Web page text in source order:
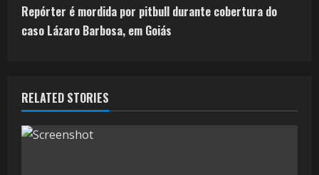
Repórter é mordida por pitbull durante cobertura do
caso Lázaro Barbosa, em Goiás
RELATED STORIES